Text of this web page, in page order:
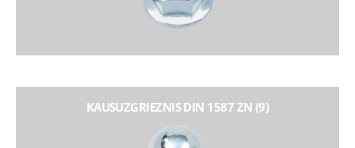
KAUSUZGRIEZNIS DIN 1587 ZN (9)